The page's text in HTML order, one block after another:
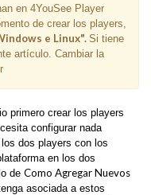
en 4YouSee Player
de crear los players,
e Linux". Si tiene
artículo. Cambiar la
primero crear los players
configurar nada
dos players con los
en los dos
de Como Agregar Nuevos
asociada a estos